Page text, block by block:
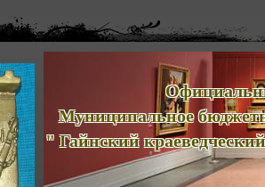
Официальный
Муниципальное
" Гайнский краеведческий